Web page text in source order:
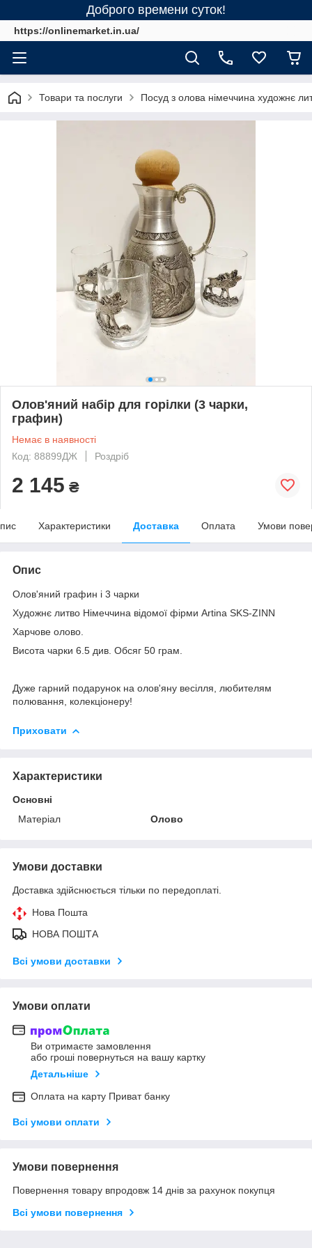
Доброго времени суток!
https://onlinemarket.in.ua/
Товари та послуги Посуд з олова німеччина художнє
Олов'яний набір для горілки (3 чарки,
графин)
Немає в наявності
Код: 88899ДЖ
Роздріб
2 145 ₴
Характеристики Доставка Оплата Умови
Опис
Олов'яний графин і 3 чарки
Художнє литво Німеччина відомої фірми Artina SKS-ZINN
Харчове олово.
Висота чарки 6.5 див. Обсяг 50 грам.
Дуже гарний подарунок на олов'яну весілля, любителям
полювання, колекціонеру!
Приховати
Характеристики
Основні
Матеріал
Олово
Умови доставки
Доставка здійснюється тільки по передоплаті.
Нова Пошта
НОВА ПОШТА
Всі умови доставки
Умови оплати
Ви отримаєте замовлення
або гроші повернуться на вашу картку
Детальніше
Оплата на карту Приват банку
Всі умови оплати
Умови повернення
Повернення товару впродовж 14 днів за рахунок покупця
Всі умови повернення